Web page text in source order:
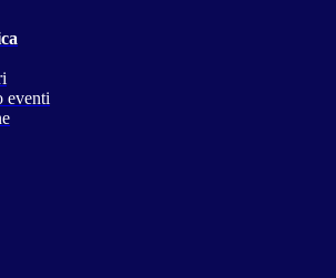
eventi